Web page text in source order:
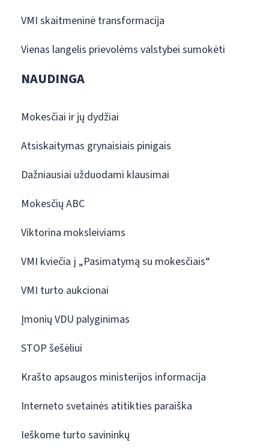
VMI skaitmeninė transformacija
Vienas langelis prievolėms valstybei sumokėti
NAUDINGA
Mokesčiai ir jų dydžiai
Atsiskaitymas grynaisiais pinigais
Dažniausiai užduodami klausimai
Mokesčių ABC
Viktorina moksleiviams
VMI kviečia į „Pasimatymą su mokesčiais“
VMI turto aukcionai
Įmonių VDU palyginimas
STOP šešėliui
Krašto apsaugos ministerijos informacija
Interneto svetainės atitikties paraiška
Ieškome turto savininkų